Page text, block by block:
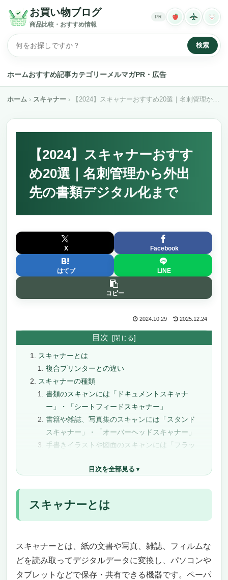
お買い物ブログ
商品比較・おすすめ情報
検索
PR
ホームおすすめ記事カテゴリーメルマガPR・広告
ホーム スキャナー 【2024】スキャナーおすすめ20選｜名刺管理から外出先の書類デジタル化まで
【2024】スキャナーおすす
め20選｜名刺管理から外出
先の書類デジタル化まで
X Facebook
はてブ LINE
コピー
2024.10.29 2025.12.24
目次
スキャナーとは
複合プリンターとの違い
スキャナーの種類
書類のスキャンには「ドキュメントスキャナ
ー」・「シートフィードスキャナー」
書籍や雑誌、写真集のスキャンには「スタンド
スキャナー」・「オーバーヘッドスキャナー」
手書きイラストや図面のスキャンには「フラッ
写真のネガフィルムのスキャンには「フィルム
コンパクトな「ハンディスキャナー」
スキャナーの選び方
対応原稿サイズを確認
スキャンする量が多いなら給紙枚数・取り込み
速度をチェック
目次を全部見る
スキャナーとは
スキャナーとは、紙の文書や写真、雑誌、フィルムな
どを読み取ってデジタルデータに変換し、パソコンや
タブレットなどで保存・共有できる機器です。ペーパ